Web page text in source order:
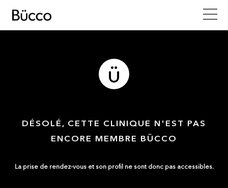
DÉSOLÉ, CETTE CLINIQUE N'EST PAS
ENCORE MEMBRE BÜCCO
La prise de rendez-vous et son profil ne sont donc pas accessibles.